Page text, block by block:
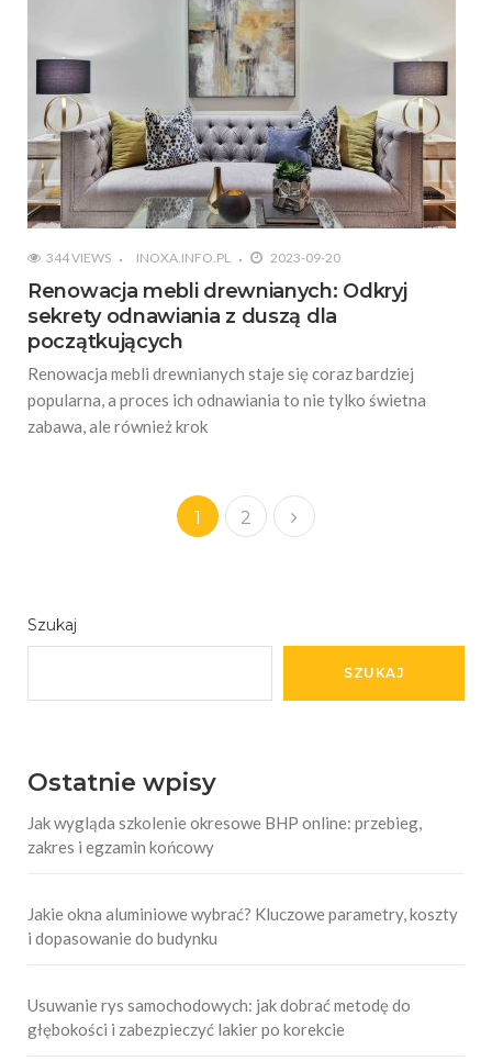
344 VIEWS INOXA.INFO.PL 2023-09-20
Renowacja mebli drewnianych: Odkryj
sekrety odnawiania z duszą dla
początkujących
Renowacja mebli drewnianych staje się coraz bardziej
popularna, a proces ich odnawiania to nie tylko świetna
zabawa, ale również krok
1 2
Szukaj
SZUKAJ
Ostatnie wpisy
Jak wygląda szkolenie okresowe BHP online: przebieg,
zakres i egzamin końcowy
Jakie okna aluminiowe wybrać? Kluczowe parametry, koszty
i dopasowanie do budynku
Usuwanie rys samochodowych: jak dobrać metodę do
głębokości i zabezpieczyć lakier po korekcie